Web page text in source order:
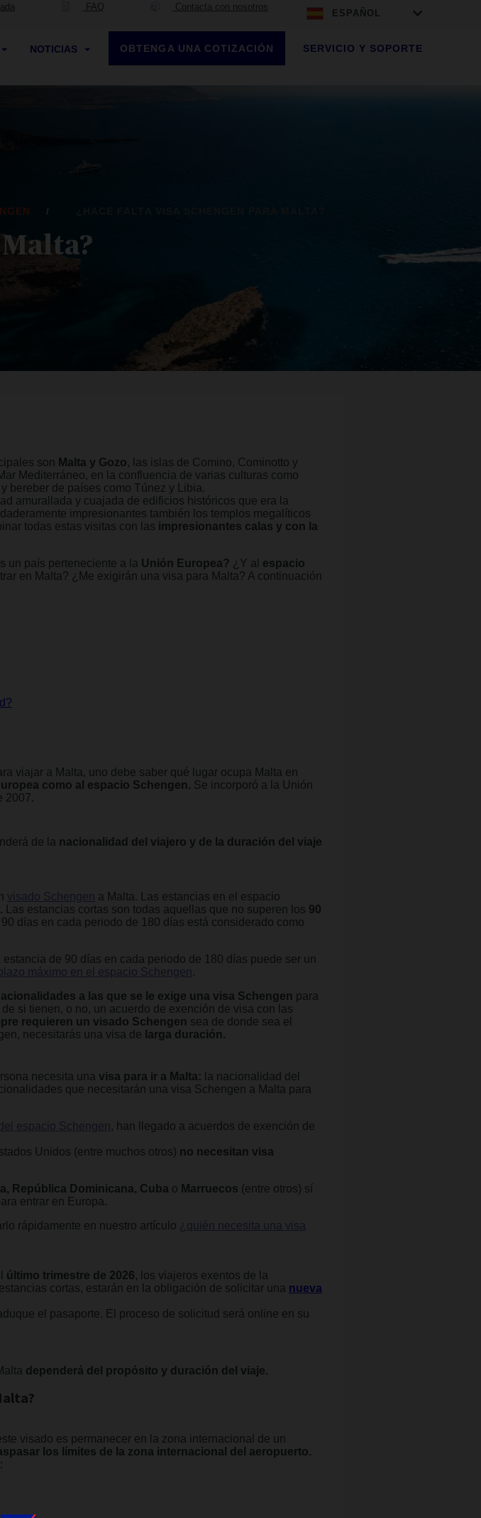
FAQ Contacta con nosotros
ESPAÑOL
NOTICIAS OBTENGA UNA COTIZACIÓN SERVICIO Y SOPORTE
son Malta y Gozo, las islas de Comino, Cominotto y
Mediterráneo, en la confluencia de varias culturas como
bereber de países como Túnez y Libia.
amurallada y cuajada de edificios históricos que era la
impresionantes también los templos megalíticos
todas estas visitas con las impresionantes calas y con la
un país perteneciente a la Unión Europea? ¿Y al espacio
en Malta? ¿Me exigirán una visa para Malta? A continuación
viajar a Malta, uno debe saber qué lugar ocupa Malta en
como al espacio Schengen. Se incorporó a la Unión
2007.
de la nacionalidad del viajero y de la duración del viaje
visado Schengen
a Malta. Las estancias en el espacio
Las estancias cortas son todas aquellas que no superen los 90
días en cada periodo de 180 días está considerado como
de 90 días en cada periodo de 180 días puede ser un
máximo en el espacio Schengen
.
a las que se le exige una visa Schengen para
si tienen, o no, un acuerdo de exención de visa con las
requieren un visado Schengen sea de donde sea el
necesitarás una visa de larga duración.
necesita una visa para ir a Malta: la nacionalidad del
que necesitarán una visa Schengen a Malta para
espacio Schengen
, han llegado a acuerdos de exención de
Unidos (entre muchos otros) no necesitan visa
República Dominicana, Cuba o Marruecos (entre otros) sí
entrar en Europa.
rápidamente en nuestro artículo ¿quién necesita una visa
último trimestre de 2026, los viajeros exentos de la
cortas, estarán en la obligación de solicitar una nueva
el pasaporte. El proceso de solicitud será online en su
dependerá del propósito y duración del viaje.
visado es permanecer en la zona internacional de un
los límites de la zona internacional del aeropuerto.